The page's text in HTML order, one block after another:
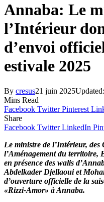
Annaba: Le
l’Intérieur
d’envoi
estivale 2025
By cresus21 juin 2025Updated:
Mins Read
Facebook Twitter Pinterest
Share
Facebook Twitter LinkedIn
Le ministre de l’Intérieur, des
l’Aménagement du territoire,
en présence des walis
Abdelkader Djellaoui et
d’ouverture officielle de la
«Rizzi-Amor» à Annaba.